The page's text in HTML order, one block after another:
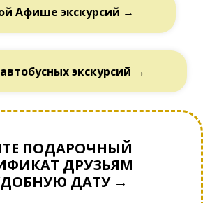
Афише экскурсий →
экскурсий →
ПОДАРОЧНЫЙ
ДРУЗЬЯМ
ДАТУ →